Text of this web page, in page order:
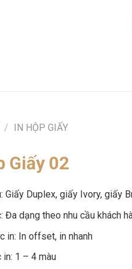
/ IN HỘP GIẤY
Giấy 02
Giấy Duplex, giấy Ivory, giấy
Đa dạng theo nhu cầu khách
in: In offset, in nhanh
in: 1 – 4 màu